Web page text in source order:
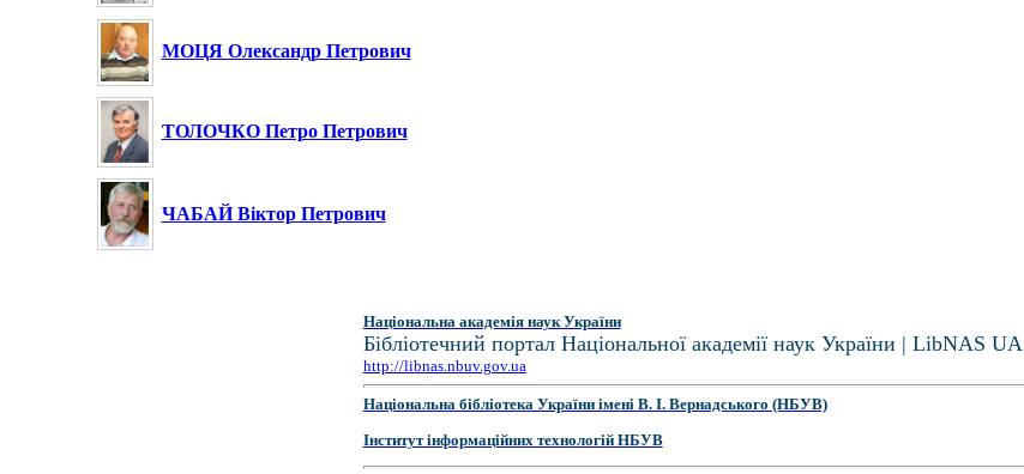
МОЦЯ Олександр Петрович
ТОЛОЧКО Петро Петрович
ЧАБАЙ Віктор Петрович
Національна академія наук України
Бібліотечний портал Національної академії наук України | LibNAS UA
http://libnas.nbuv.gov.ua
Національна бібліотека України імені В. І. Вернадського (НБУВ)
Інститут інформаційних технологій НБУВ